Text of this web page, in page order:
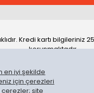
en iyi şekilde
için çerezleri
çerezler; site
Kredi kartı bilgileriniz
korunmaktadır.